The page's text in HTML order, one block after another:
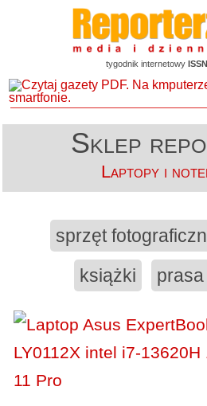
tygodnik internetowy
Sklep
Laptopy i
sprzęt
książki